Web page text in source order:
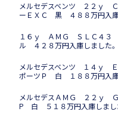
メルセデスベンツ ２２ｙ
ーＥＸＣ 黒 ４８８万円入庫
１６ｙ ＡＭＧ ＳＬＣ４３
ル ４２８万円入庫しました
メルセデスベンツ １４ｙ
ポーツＰ 白 １８８万円入庫
メルセデスＡＭＧ ２２ｙ
P 白 ５１８万円入庫しまし